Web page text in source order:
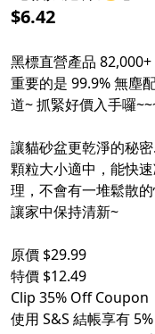
$6.42
黑標直營產品
重要的是 99.9% 無塵
道~ 抓緊好價入手囉
讓貓砂盆更乾淨的秘
顆粒大小適中，能快
理，不會有一堆鬆散
讓家中保持清新~
原價 $29.99
特價 $12.49
Clip 35% Off Coupon
使用 S&S 結帳享有